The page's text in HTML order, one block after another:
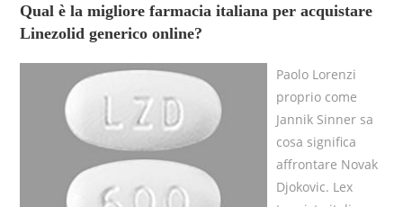
Qual è la migliore farmacia italiana per acquistare
Linezolid generico online?
Paolo Lorenzi
proprio come
Jannik Sinner sa
cosa significa
affrontare Novak
Djokovic. Lex